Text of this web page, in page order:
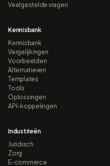
Veelgestelde vragen
Kennisbank
Kennisbank
Vergelijkingen
Voorbeelden
Alternatieven
Templates
Tools
Oplossingen
API-koppelingen
Industrieën
Juridisch
Zorg
E-commerce